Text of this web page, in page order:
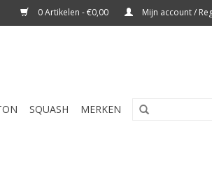
0 Artikelen - €0,00 Mijn account /
SQUASH MERKEN